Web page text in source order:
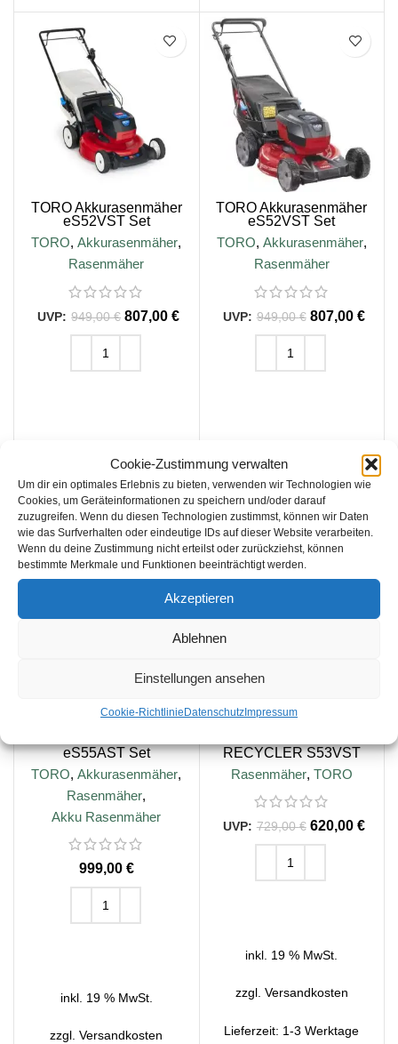
Cookie-Zustimmung verwalten
Um dir ein optimales Erlebnis zu bieten, verwenden wir Technologien wie
Cookies, um Geräteinformationen zu speichern und/oder darauf
zuzugreifen. Wenn du diesen Technologien zustimmst, können wir Daten
wie das Surfverhalten oder eindeutige IDs auf dieser Website verarbeiten.
Wenn du deine Zustimmung nicht erteilst oder zurückziehst, können
bestimmte Merkmale und Funktionen beeinträchtigt werden.
Akzeptieren
Ablehnen
Einstellungen ansehen
Cookie-RichtlinieDatenschutzImpressum
SALE
TORO Akkurasenmäher
eS52VST Set
TORO,Akkurasenmäher,
Rasenmäher
949,00€ 807,00€
zzgl.Versandkosten
Lieferzeit:1-3 Werktage
SALE
TORO Akkurasenmäher
eS52VST Set
TORO, Akkurasenmäher,
Rasenmäher
949,00€ 807,00 €
zzgl.Versandkosten
Lieferzeit:1-3 Werktage
eS55AST Set
TORO,Akkurasenmäher,
Rasenmäher,
Akku Rasenmäher
€
inkl. 19 % MwSt.
zzgl.Versandkosten
SALE
RECYCLER S53VST
Rasenmäher, TORO
729,00€ 620,00 €
inkl. 19 % MwSt.
zzgl. Versandkosten
Lieferzeit: 1-3 Werktage